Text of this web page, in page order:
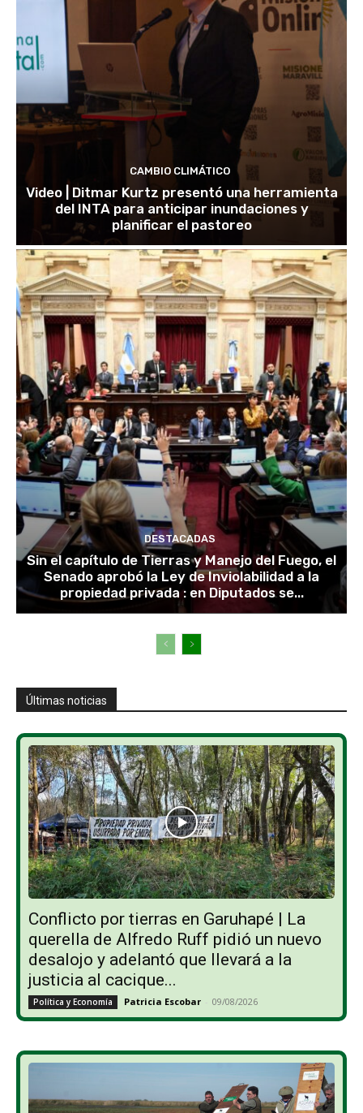
CAMBIO CLIMÁTICO
Video | Ditmar Kurtz presentó una herramienta
del INTA para anticipar inundaciones y
planificar el pastoreo
DESTACADAS
Sin el capítulo de Tierras y Manejo del Fuego, el
Senado aprobó la Ley de Inviolabilidad a la
propiedad privada : en Diputados se...
Últimas noticias
Conflicto por tierras en Garuhapé | La
querella de Alfredo Ruff pidió un nuevo
desalojo y adelantó que llevará a la
justicia al cacique...
Política y Economía Patricia Escobar - 09/08/2026